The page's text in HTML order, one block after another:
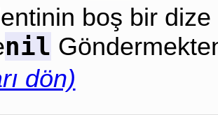
boş bir
nil
dön)